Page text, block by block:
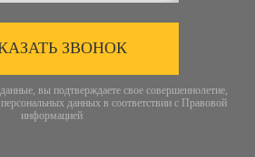
ЗВОНОК
вы подтверждаете свое совершеннолетие,
данных в соответствии с Правовой
информацией